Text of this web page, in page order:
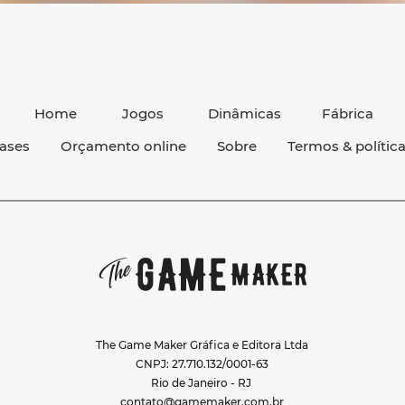
Home Jogos Dinâmicas
Fábrica
Orçamento online Sobre Termos &
The Game Maker Gráfica e Editora Ltda
CNPJ: 27.710.132/0001-63
Rio de Janeiro - RJ
contato@gamemaker.com.br